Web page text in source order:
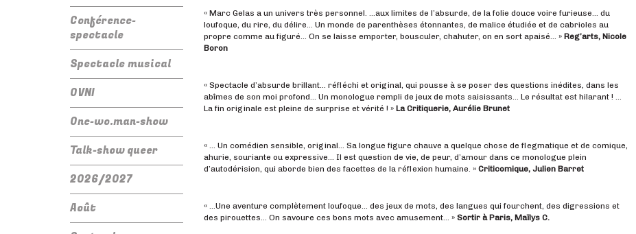
Conférence-
spectacle
Spectacle musical
OVNI
One-wo.man-show
Talk-show queer
2026/2027
Août
« Marc Gelas a un univers très personnel. …aux limites de l’absurde, de la folie douce voire furieuse… du
loufoque, du rire, du délire… Un monde de parenthèses étonnantes, de malice étudiée et de cabrioles au
propre comme au figuré… On se laisse emporter, bousculer, chahuter, on en sort apaisé… » Reg’arts, Nicole
Boron
« Spectacle d’absurde brillant… réfléchi et original, qui pousse à se poser des questions inédites, dans les
abîmes de son moi profond… Un monologue rempli de jeux de mots saisissants… Le résultat est hilarant ! …
La fin originale est pleine de surprise et vérité ! » La Critiquerie, Aurélie Brunet
« … Un comédien sensible, original… Sa longue figure chauve a quelque chose de flegmatique et de comique,
ahurie, souriante ou expressive… Il est question de vie, de peur, d’amour dans ce monologue plein
d’autodérision, qui aborde bien des facettes de la réflexion humaine. » Criticomique, Julien Barret
« …Une aventure complètement loufoque… des jeux de mots, des langues qui fourchent, des digressions et
des pirouettes… On savoure ces bons mots avec amusement… » Sortir à Paris, Maïlys C.